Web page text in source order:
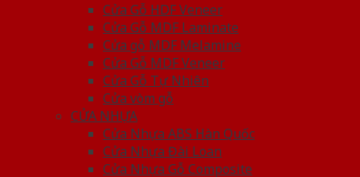
Cửa Gỗ HDF Veneer
Cửa Gỗ MDF Laminate
Cửa gỗ MDF Melamine
Cửa Gỗ MDF Veneer
Cửa Gỗ Tự Nhiên
Cửa vòm gỗ
CỬA NHỰA
Cửa Nhựa ABS Hàn Quốc
Cửa Nhựa Đài Loan
Cửa Nhựa Gỗ Composite